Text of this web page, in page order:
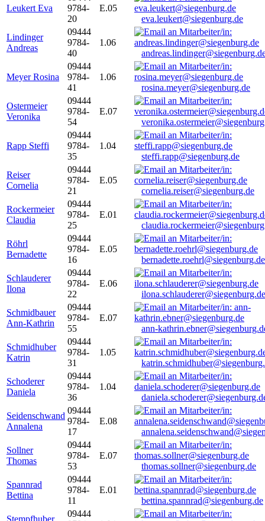
Leukert Eva
9784-
20
E.05
eva.leukert@siegenburg.de
Lindinger
Andreas
09444
9784-
40
1.06
Meyer Rosina
09444
9784-
41
1.06
rosina.meyer@siegenburg.de
Ostermeier
Veronika
09444
9784-
54
E.07
Rapp Steffi
09444
9784-
35
1.04
steffi.rapp@siegenburg.de
Reiser
Cornelia
09444
9784-
21
E.05
cornelia.reiser@siegenburg.de
Rockermeier
Claudia
09444
9784-
25
E.01
Röhrl
Bernadette
09444
9784-
16
E.05
bernadette.roehrl@siegenburg.de
Schlauderer
Ilona
09444
9784-
22
E.06
ilona.schlauderer@siegenburg.de
Schmidbauer
Ann-Kathrin
09444
9784-
55
E.07
ann-
Schmidhuber
Katrin
09444
9784-
31
1.05
Schoderer
Daniela
09444
9784-
36
1.04
Seidenschwand
Annalena
09444
9784-
17
E.08
Sollner
Thomas
09444
9784-
53
E.07
thomas.sollner@siegenburg.de
Spannrad
Bettina
09444
9784-
11
E.01
bettina.spannrad@siegenburg.de
09444